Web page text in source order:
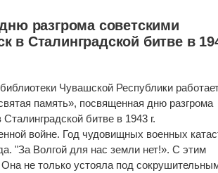
разгрома советскими
в Сталинградской битве в
Чувашской Республики
память», посвященная дню разгрома
битве в 1943 г.
войне. Год чудовищных военных
"За Волгой для нас земли нет!». С этим
не только устояла под